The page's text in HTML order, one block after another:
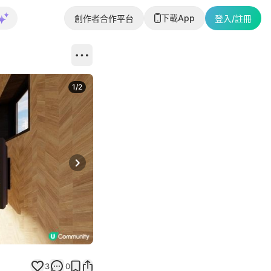
創作者合作平台 下載App 登入/註冊
Next slide
1/2
3 0